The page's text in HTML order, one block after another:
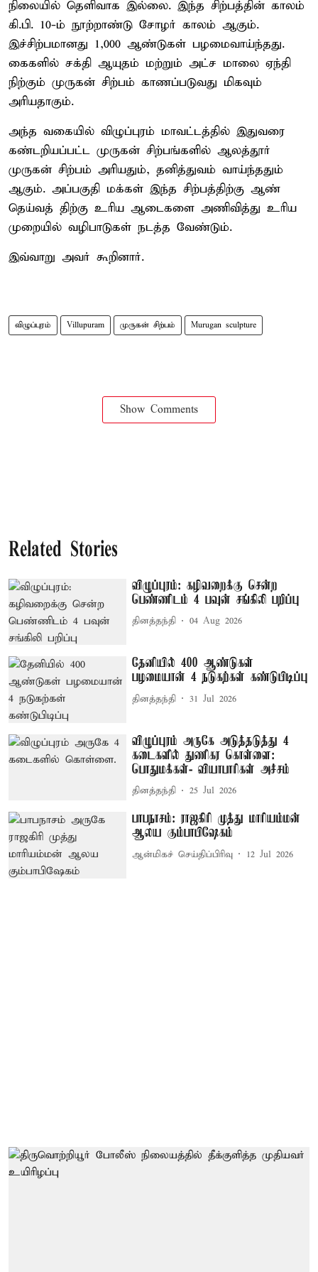
நிலையில் தெளிவாக இல்லை. இந்த சிற்பத்தின் காலம்
கி.பி. 10-ம் நூற்றாண்டு சோழர் காலம் ஆகும்.
இச்சிற்பமானது 1,000 ஆண்டுகள் பழமைவாய்ந்தது.
கைகளில் சக்தி ஆயுதம் மற்றும் அட்ச மாலை ஏந்தி
நிற்கும் முருகன் சிற்பம் காணப்படுவது மிகவும்
அரியதாகும்.
அந்த வகையில் விழுப்புரம் மாவட்டத்தில் இதுவரை
கண்டறியப்பட்ட முருகன் சிற்பங்களில் ஆலத்தூர்
முருகன் சிற்பம் அரியதும், தனித்துவம் வாய்ந்ததும்
ஆகும். அப்பகுதி மக்கள் இந்த சிற்பத்திற்கு ஆண்
தெய்வத் திற்கு உரிய ஆடைகளை அணிவித்து உரிய
முறையில் வழிபாடுகள் நடத்த வேண்டும்.
இவ்வாறு அவர் கூறினார்.
விழுப்புரம் Villupuram முருகன் சிற்பம் Murugan sculpture
Show Comments
Related Stories
விழுப்புரம்: கழிவறைக்கு சென்ற
பெண்ணிடம் 4 பவுன் சங்கிலி பறிப்பு
தினத்தந்தி 04 Aug 2026
தேனியில் 400 ஆண்டுகள்
பழமையான் 4 நடுகற்கள் கண்டுபிடிப்பு
தினத்தந்தி 31 Jul 2026
விழுப்புரம் அருகே அடுத்தடுத்து 4
கடைகளில் துணிகர கொள்ளை:
பொதுமக்கள்- வியாபாரிகள் அச்சம்
தினத்தந்தி 25 Jul 2026
பாபநாசம்: ராஜகிரி முத்து மாரியம்மன்
ஆலய கும்பாபிஷேகம்
ஆன்மிகச் செய்திப்பிரிவு 12 Jul 2026